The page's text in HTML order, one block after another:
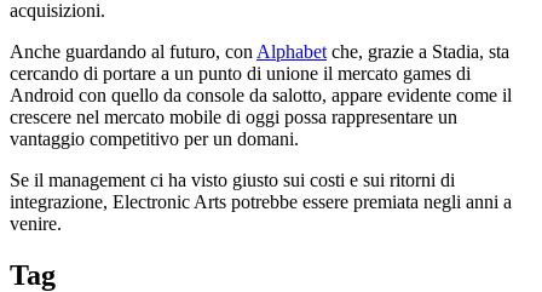
acquisizioni.
Anche guardando al futuro, con Alphabet che, grazie a Stadia, sta
cercando di portare a un punto di unione il mercato games di
Android con quello da console da salotto, appare evidente come il
crescere nel mercato mobile di oggi possa rappresentare un
vantaggio competitivo per un domani.
Se il management ci ha visto giusto sui costi e sui ritorni di
integrazione, Electronic Arts potrebbe essere premiata negli anni a
venire.
Tag